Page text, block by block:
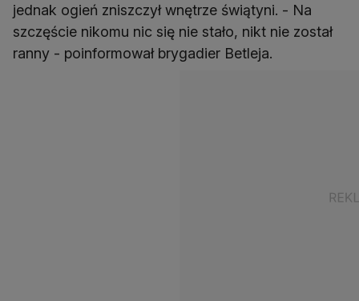
jednak ogień zniszczył wnętrze świątyni. - Na
szczęście nikomu nic się nie stało, nikt nie został
ranny - poinformował brygadier Betleja.